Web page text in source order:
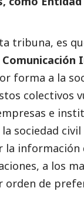
tribuna, es
Comunicación
forma a la
colectivos
e
sociedad
la información
a los
orden de